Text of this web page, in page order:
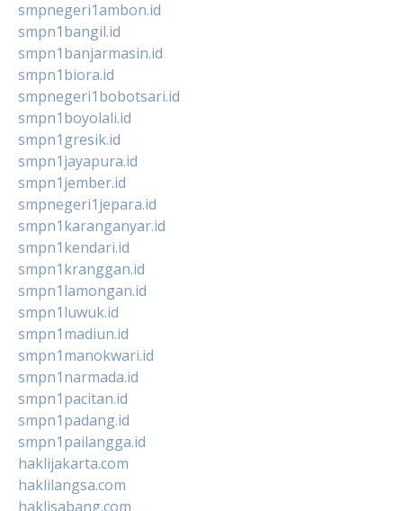
smpnegeri1ambon.id
smpn1bangil.id
smpn1banjarmasin.id
smpn1biora.id
smpnegeri1bobotsari.id
smpn1boyolali.id
smpn1gresik.id
smpn1jayapura.id
smpn1jember.id
smpnegeri1jepara.id
smpn1karanganyar.id
smpn1kendari.id
smpn1kranggan.id
smpn1lamongan.id
smpn1luwuk.id
smpn1madiun.id
smpn1manokwari.id
smpn1narmada.id
smpn1pacitan.id
smpn1padang.id
smpn1pailangga.id
haklijakarta.com
haklilangsa.com
haklisabang.com